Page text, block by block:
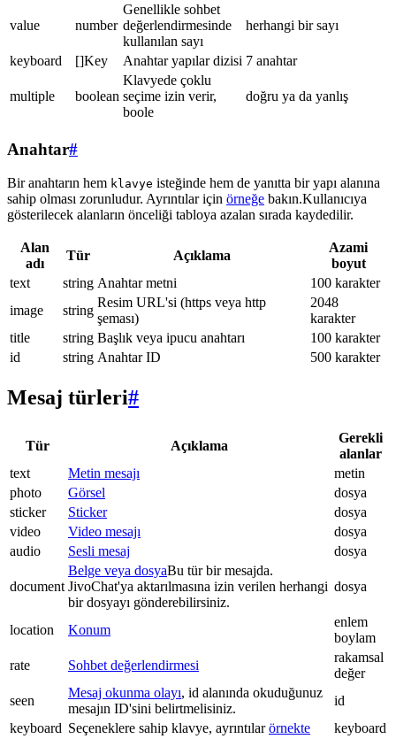
value number
Genellikle sohbet
değerlendirmesinde
kullanılan sayı
herhangi bir sayı
keyboard []Key Anahtar yapılar dizisi 7 anahtar
multiple boolean
Klavyede çoklu
seçime izin verir,
boole
doğru ya da yanlış
Anahtar#
Bir anahtarın hem klavye isteğinde hem de yanıtta bir yapı alanına
sahip olması zorunludur. Ayrıntılar için örneğe bakın.Kullanıcıya
gösterilecek alanların önceliği tabloya azalan sırada kaydedilir.
Alan
adı
Tür Açıklama
Azami
boyut
text
string Anahtar metni
100 karakter
image
string
Resim URL'si (https veya http
şeması)
2048
karakter
title
string Başlık veya ipucu anahtarı
100 karakter
id
string Anahtar ID 500 karakter
Mesaj türleri#
Tür Açıklama
Gerekli
alanlar
text
Metin mesajı
metin
photo
Görsel
dosya
sticker
Sticker
dosya
video
Video mesajı
dosya
audio
Sesli mesaj dosya
document
Belge veya dosyaBu tür bir mesajda.
JivoChat'ya aktarılmasına izin verilen herhangi
bir dosyayı gönderebilirsiniz.
dosya
location Konum
enlem
boylam
rate
Sohbet değerlendirmesi
rakamsal
değer
seen
Mesaj okunma olayı, id alanında okuduğunuz
mesajın ID'sini belirtmelisiniz.
id
keyboard Seçeneklere sahip klavye, ayrıntılarörnekte keyboard